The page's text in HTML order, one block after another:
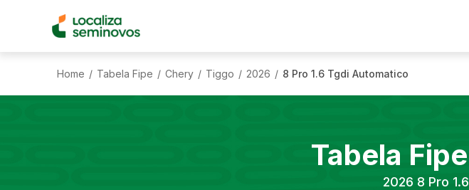
Home / Tabela Fipe / Chery / Tiggo / 2026 / 8 Pro 1.6 Tgdi Automatico
Tabela Fipe
2026 8 Pro